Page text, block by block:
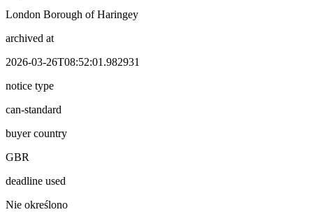
London Borough of Haringey
archived at
2026-03-26T08:52:01.982931
notice type
can-standard
buyer country
GBR
deadline used
Nie określono